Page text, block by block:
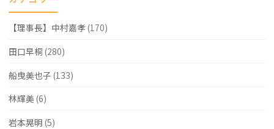
【理事長】中村嘉孝(170)
田口早桐 (280)
船曳美也子 (133)
林輝美 (6)
岩本晃明 (5)